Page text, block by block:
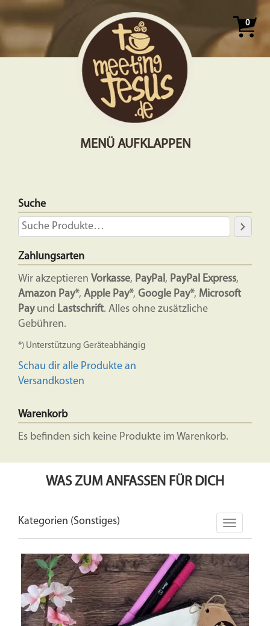
0
MENÜ AUFKLAPPEN
Suche
Zahlungsarten
Wir akzeptieren Vorkasse, PayPal, PayPal Express,
Amazon Pay*, Apple Pay*, Google Pay*, Microsoft
Payund Lastschrift. Alles ohne zusätzliche
Gebühren.
*) Unterstützung Geräteabhängig
Schau dir alle Produkte an
Versandkosten
Warenkorb
Es befinden sich keine Produkte im Warenkorb.
WAS ZUM ANFASSEN FÜR DICH
Kategorien (Sonstiges)